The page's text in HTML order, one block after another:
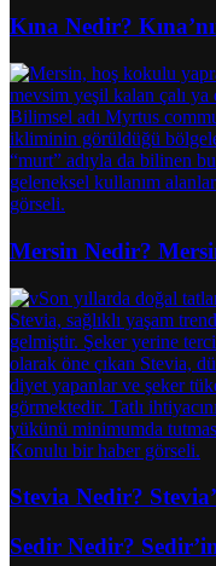
Kına Nedir?
Mersin Nedir?
Stevia Nedir?
Sedir Nedir?